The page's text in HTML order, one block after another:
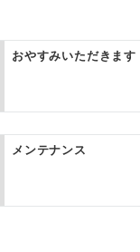
おやすみいただきます
メンテナンス